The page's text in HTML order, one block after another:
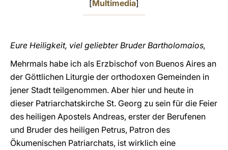
[Multimedia]
Eure Heiligkeit, viel geliebter Bruder Bartholomaios,
Mehrmals habe ich als Erzbischof von Buenos Aires an
der Göttlichen Liturgie der orthodoxen Gemeinden in
jener Stadt teilgenommen. Aber hier und heute in
dieser Patriarchatskirche St. Georg zu sein für die Feier
des heiligen Apostels Andreas, erster der Berufenen
und Bruder des heiligen Petrus, Patron des
Ökumenischen Patriarchats, ist wirklich eine